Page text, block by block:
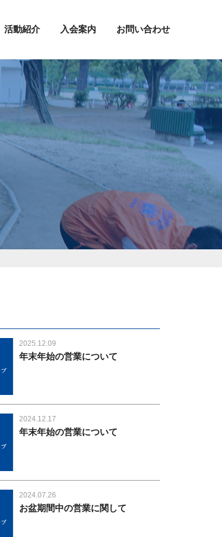
活動紹介 入会案内 お問い合わせ
2025.12.09
年末年始の営業について
2024.12.17
年末年始の営業について
2024.07.26
お盆期間中の営業に関して